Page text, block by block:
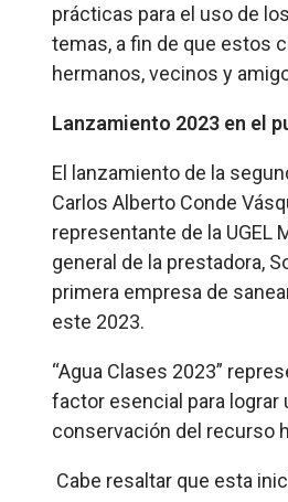
prácticas para el uso de
temas, a fin de que estos
hermanos, vecinos y
Lanzamiento 2023 en el
El lanzamiento de la
Carlos Alberto Conde
representante de la UGEL
general de la prestadora,
primera empresa de
este 2023.
“Agua Clases 2023”
factor esencial para
conservación del recurso
Cabe resaltar que esta